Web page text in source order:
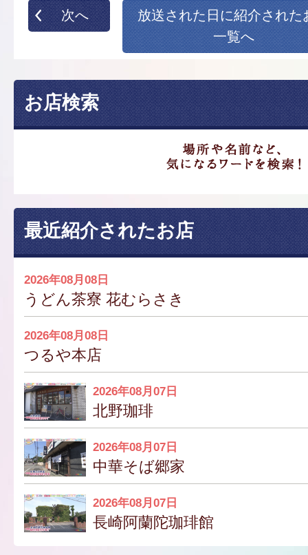
次へ
放送された日に紹介された
一覧へ
お店検索
最近紹介されたお店
2026年08月08日
うどん茶寮 花むらさき
2026年08月08日
つるや本店
2026年08月07日
北野珈琲
2026年08月07日
中華そば郷家
2026年08月07日
長崎阿蘭陀珈琲館